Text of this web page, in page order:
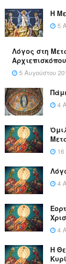
Η
5
Λόγος στη
5 Αυγούστου
4
4
4
Η